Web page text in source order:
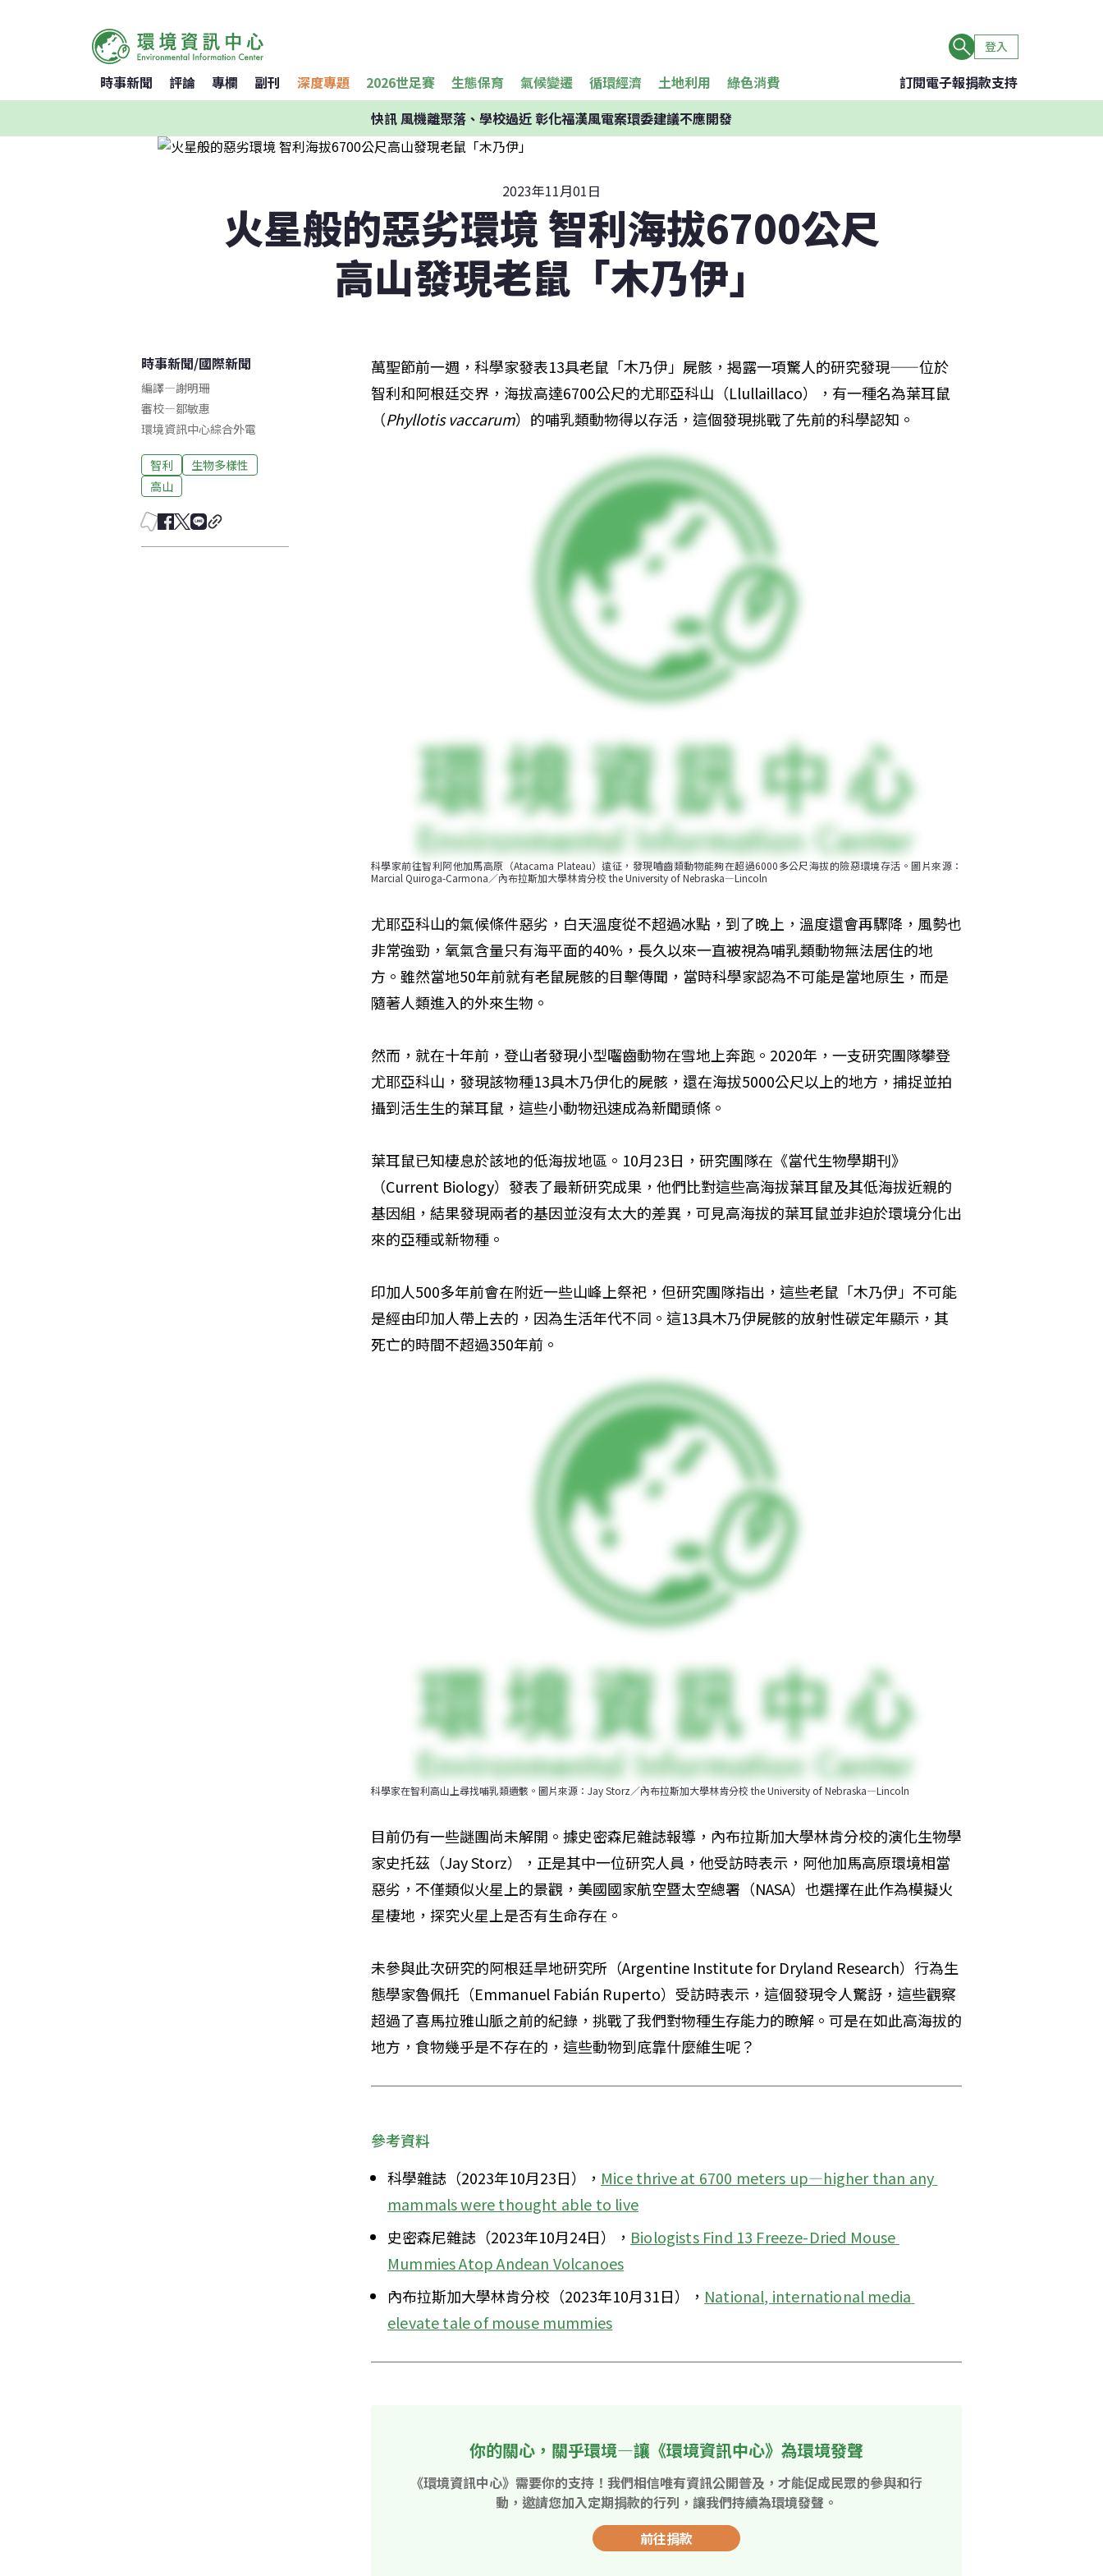
登入
時事新聞 評論 專欄 副刊 深度專題 2026世足賽 生態保育 氣候變遷 循環經濟 土地利用 綠色消費 訂閱電子報捐款支持
快訊風機離聚落、學校過近 彰化福漢風電案環委建議不應開發
2023年11月01日
火星般的惡劣環境 智利海拔6700公尺
高山發現老鼠「木乃伊」
時事新聞/國際新聞
編譯—謝明珊
審校—鄒敏惠
環境資訊中心綜合外電
智利
生物多樣性
高山
萬聖節前一週，科學家發表13具老鼠「木乃伊」屍骸，揭露一項驚人的研究發現——位於
智利和阿根廷交界，海拔高達6700公尺的尤耶亞科山（Llullaillaco），有一種名為葉耳鼠
（Phyllotis vaccarum）的哺乳類動物得以存活，這個發現挑戰了先前的科學認知。
科學家前往智利阿他加馬高原（Atacama Plateau）遠征，發現嚙齒類動物能夠在超過6000多公尺海拔的險惡環境存活。圖片來源：
Marcial Quiroga-Carmona／內布拉斯加大學林肯分校 the University of Nebraska—Lincoln
尤耶亞科山的氣候條件惡劣，白天溫度從不超過冰點，到了晚上，溫度還會再驟降，風勢也
非常強勁，氧氣含量只有海平面的40%，長久以來一直被視為哺乳類動物無法居住的地
方。雖然當地50年前就有老鼠屍骸的目擊傳聞，當時科學家認為不可能是當地原生，而是
隨著人類進入的外來生物。
然而，就在十年前，登山者發現小型囓齒動物在雪地上奔跑。2020年，一支研究團隊攀登
尤耶亞科山，發現該物種13具木乃伊化的屍骸，還在海拔5000公尺以上的地方，捕捉並拍
攝到活生生的葉耳鼠，這些小動物迅速成為新聞頭條。
葉耳鼠已知棲息於該地的低海拔地區。10月23日，研究團隊在《當代生物學期刊》
（Current Biology）發表了最新研究成果，他們比對這些高海拔葉耳鼠及其低海拔近親的
基因組，結果發現兩者的基因並沒有太大的差異，可見高海拔的葉耳鼠並非迫於環境分化出
來的亞種或新物種。
印加人500多年前會在附近一些山峰上祭祀，但研究團隊指出，這些老鼠「木乃伊」不可能
是經由印加人帶上去的，因為生活年代不同。這13具木乃伊屍骸的放射性碳定年顯示，其
死亡的時間不超過350年前。
科學家在智利高山上尋找哺乳類遺骸。圖片來源：Jay Storz／內布拉斯加大學林肯分校 the University of Nebraska—Lincoln
目前仍有一些謎團尚未解開。據史密森尼雜誌報導，內布拉斯加大學林肯分校的演化生物學
家史托茲（Jay Storz），正是其中一位研究人員，他受訪時表示，阿他加馬高原環境相當
惡劣，不僅類似火星上的景觀，美國國家航空暨太空總署（NASA）也選擇在此作為模擬火
星棲地，探究火星上是否有生命存在。
未參與此次研究的阿根廷旱地研究所（Argentine Institute for Dryland Research）行為生
態學家魯佩托（Emmanuel Fabián Ruperto）受訪時表示，這個發現令人驚訝，這些觀察
超過了喜馬拉雅山脈之前的紀錄，挑戰了我們對物種生存能力的瞭解。可是在如此高海拔的
地方，食物幾乎是不存在的，這些動物到底靠什麼維生呢？
參考資料
科學雜誌（2023年10月23日）， Mice thrive at 6700 meters up—higher than any
mammals were thought able to live
史密森尼雜誌（2023年10月24日）， Biologists Find 13 Freeze-Dried Mouse
Mummies Atop Andean Volcanoes
內布拉斯加大學林肯分校（2023年10月31日）， National, international media
elevate tale of mouse mummies
你的關心，關乎環境—讓《環境資訊中心》為環境發聲
《環境資訊中心》需要你的支持！我們相信唯有資訊公開普及，才能促成民眾的參與和行
動，邀請您加入定期捐款的行列，讓我們持續為環境發聲。
前往捐款